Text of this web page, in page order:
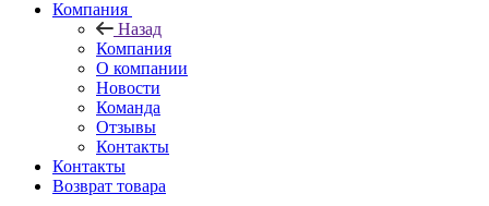
Компания
Назад
Компания
О компании
Новости
Команда
Отзывы
Контакты
Контакты
Возврат товара